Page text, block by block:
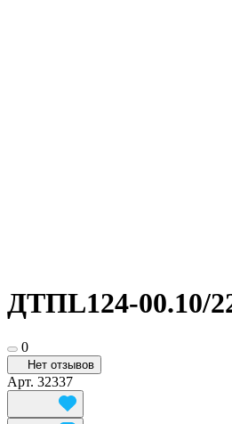
ДТПL124-00.10/
0
Нет отзывов
Арт. 32337